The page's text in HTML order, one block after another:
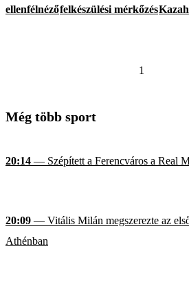
ellenfélnézőfelkészülési mérkőzés
1
Még több sport
20:14 — Szépített a Ferencváros a Real
20:09 — Vitális Milán megszerezte az
Athénban